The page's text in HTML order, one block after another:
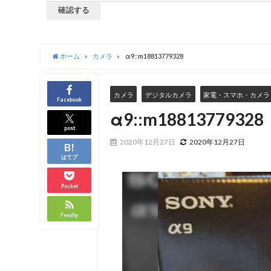
ホーム カメラ α9::m18813779328
Facebook
post
はてブ
Pocket
Feedly
カメラ デジタルカメラ 家電・スマホ・カメラ
α9::m18813779328
2020年12月27日 2020年12月27日